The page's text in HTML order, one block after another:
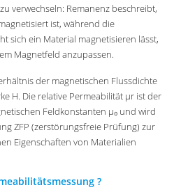
verwechseln: Remanenz beschreibt,
ist, während die
sich ein Material magnetisieren lässt,
Magnetfeld anzupassen.
der magnetischen Flussdichte
H. Die relative Permeabilität µr ist der
Feldkonstanten μ₀ und wird
ZFP (zerstörungsfreie Prüfung) zur
Eigenschaften von Materialien
?